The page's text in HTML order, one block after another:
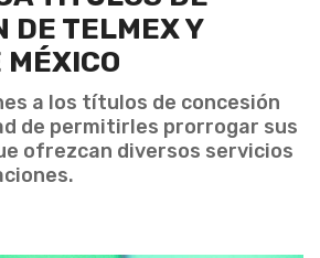
DE TELMEX Y
a los títulos de concesión
de permitirles prorrogar sus
ofrezcan diversos servicios